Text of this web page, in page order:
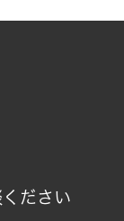
ださい